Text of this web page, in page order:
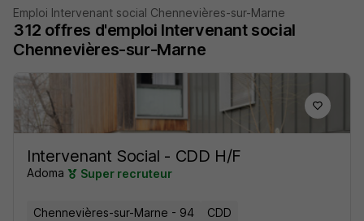
Emploi Intervenant social Chennevières-sur-Marne
312 offres d'emploi Intervenant social
Chennevières-sur-Marne
Intervenant Social - CDD H/F
Adoma Super recruteur
Chennevières-sur-Marne - 94
CDD